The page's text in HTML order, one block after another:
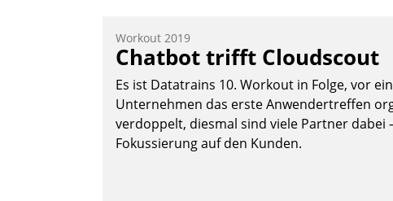
Workout 2019
Chatbot trifft Cloudscout
Es ist Datatrains 10. Workout in Folge, vor
Unternehmen das erste Anwendertreffen
verdoppelt, diesmal sind viele Partner dabei
Fokussierung auf den Kunden.